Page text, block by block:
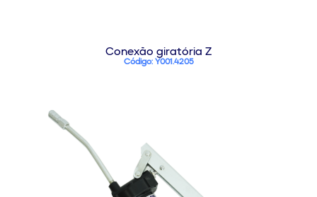
Conexão giratória Z
Código: Y001.4205